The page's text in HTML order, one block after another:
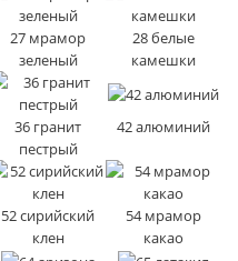
27 мрамор
зеленый
28 белые
камешки
36 гранит
пестрый
42 алюминий
52 сирийский
клен
54 мрамор
какао